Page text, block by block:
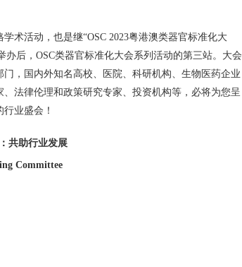
术活动，也是继“OSC 2023粤港澳类器官标准化大
办后，OSC类器官标准化大会系列活动的第三站。大会
，国内外知名高校、医院、科研机构、生物医药企业
法律伦理和政策研究专家、投资机构等，必将为您呈
业盛会！
共助行业发展
Committee